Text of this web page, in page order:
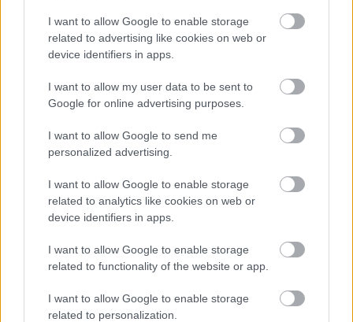
I want to allow Google to enable storage
related to advertising like cookies on web or
device identifiers in apps.
I want to allow my user data to be sent to
Google for online advertising purposes.
I want to allow Google to send me
personalized advertising.
I want to allow Google to enable storage
related to analytics like cookies on web or
device identifiers in apps.
I want to allow Google to enable storage
related to functionality of the website or app.
I want to allow Google to enable storage
related to personalization.
Magyarország
Baka András egy hónapja még a Tiszától független államfőről
Drágább lett Magyarország, de vajon jobb is? – kemény kritika
A Tisza Párt Dr. Baka Andrást jelöli köztársasági elnöknek
Óriási, több mint két méteres harcsát fogott a Tiszán a 13 éves
fiú (VIDEÓVAL)
Hétfőn kezdik, csütörtökön végeznek – lezárás miatt
fennakadásokra és pótlóbuszos közlekedésre számítsunk az
egyik Jász-Nagykun-Szolnok megyei vasútvonalon
Magyarország jobban látszik közelről – heti médiaszemle a